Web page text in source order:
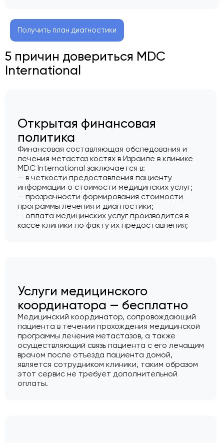
Получить план диагностики
5 причин довериться MDC
International
Открытая финансовая
политика
Финансовая составляющая обследования и
лечения метастаз костях в Израиле в клинике
MDC International заключается в:
— в четкости предоставления пациенту
информации о стоимости медицинских услуг;
— прозрачности формирования стоимости
программы лечения и диагностики;
— оплата медицинских услуг производится в
кассе клиники по факту их предоставления;
Услуги медицинского
координатора — бесплатно
Медицинский координатор, сопровождающий
пациента в течении прохождения медицинской
программы лечения метастазов, а также
осуществляющий связь пациента с его лечащим
врачом после отъезда пациента домой,
является сотрудником клиники, таким образом
этот сервис не требует дополнительной
оплаты.